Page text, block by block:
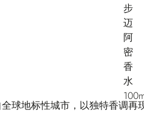
球地标性城市，以独特香调再